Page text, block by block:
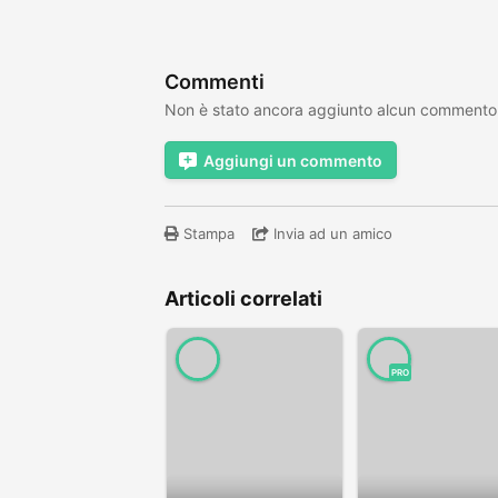
Commenti
Non è stato ancora aggiunto alcun commento
Aggiungi un commento
Stampa Invia ad un amico
Articoli correlati
PRO